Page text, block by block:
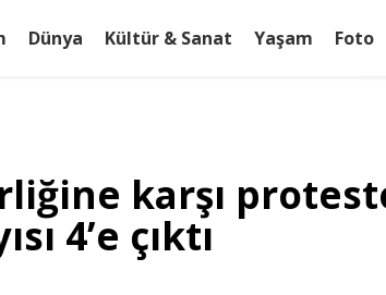
Dünya Kültür & Sanat Yaşam Foto
karşı
4’e çıktı